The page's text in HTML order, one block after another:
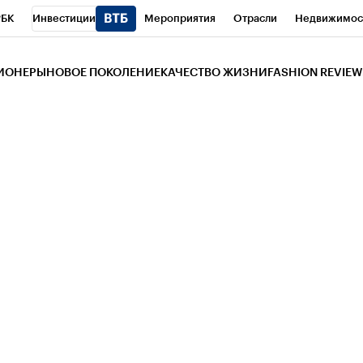
Инвестиции Мероприятия Отрасли
НОВОЕ ПОКОЛЕНИЕ КАЧЕСТВО ЖИЗНИ FASHION REVIEW